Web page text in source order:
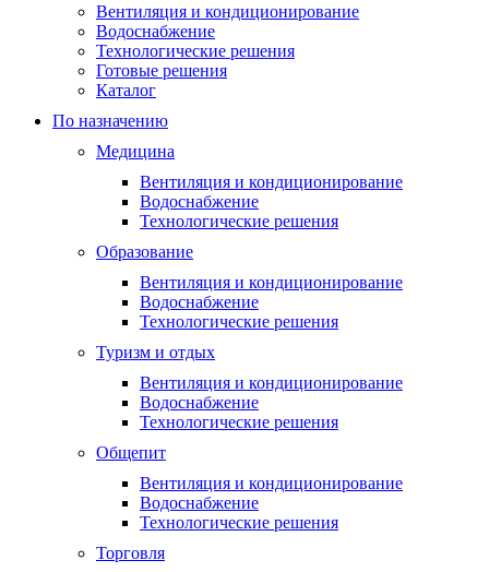
Вентиляция и кондиционирование
Водоснабжение
Технологические решения
Готовые решения
Каталог
По назначению
Медицина
Вентиляция и кондиционирование
Водоснабжение
Технологические решения
Образование
Вентиляция и кондиционирование
Водоснабжение
Технологические решения
Туризм и отдых
Вентиляция и кондиционирование
Водоснабжение
Технологические решения
Общепит
Вентиляция и кондиционирование
Водоснабжение
Технологические решения
Торговля